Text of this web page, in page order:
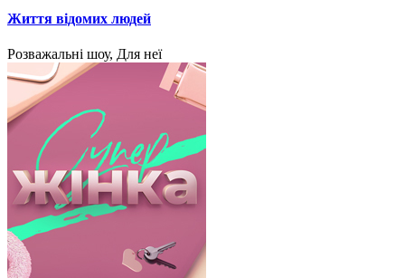
Життя відомих людей
Розважальні шоу, Для неї